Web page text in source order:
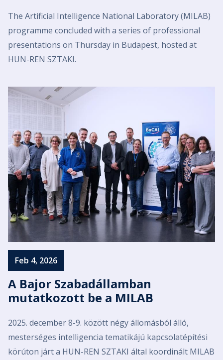
The Artificial Intelligence National Laboratory (MILAB)
programme concluded with a series of professional
presentations on Thursday in Budapest, hosted at
HUN-REN SZTAKI.
Feb 4, 2026
A Bajor Szabadállamban
mutatkozott be a MILAB
2025. december 8-9. között négy állomásból álló,
mesterséges intelligencia tematikájú kapcsolatépítési
körúton járt a HUN-REN SZTAKI által koordinált MILAB